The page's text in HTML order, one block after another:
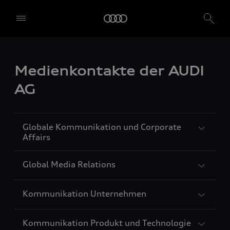
Medienkontakte der AUDI
AG
Globale Kommunikation und Corporate
Affairs
Corporate Affairs
Sprachen: Deutsch, Englisch, Französisch,
Spanisch
Global Media Relations
Kommunikation Unternehmen
Kommunikation Produkt und Technologie